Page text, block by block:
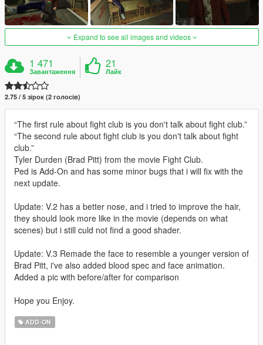
Expand to see all images and videos
1 471
Завантаження
21
Лайк
2.75 / 5 зірок (2 голосів)
“The first rule about fight club is you don't talk about fight club.”
“The second rule about fight club is you don't talk about fight
club.”
Tyler Durden (Brad Pitt) from the movie Fight Club.
Ped is Add-On and has some minor bugs that i will fix with the
next update.
Update: V.2 has a better nose, and i tried to improve the hair,
they should look more like in the movie (depends on what
scenes) but i still culd not find a good shader.
Update: V.3 Remade the face to resemble a younger version of
Brad Pitt, i've also added blood spec and face animation.
Added a pic with before/after for comparison
Hope you Enjoy.
ADD-ON